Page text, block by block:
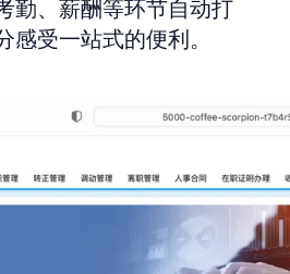
勤、薪酬等环节自动打
受一站式的便利。